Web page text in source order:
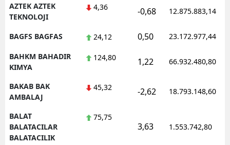
AZTEK AZTEK
TEKNOLOJI
4,36 -0,68 12.875.883,14
BAGFS BAGFAS 24,12 0,50 23.172.977,44
BAHKM BAHADIR
KIMYA
124,80 1,22 66.932.480,80
BAKAB BAK
AMBALAJ
45,32 -2,62 18.793.148,60
BALAT
BALATACILAR
BALATACILIK
75,75
3,63 1.553.742,80